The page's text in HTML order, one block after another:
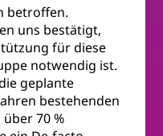
betroffen.
uns bestätigt,
für diese
notwendig ist.
geplante
bestehenden
70 %